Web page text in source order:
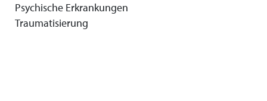
Psychische Erkrankungen
Traumatisierung